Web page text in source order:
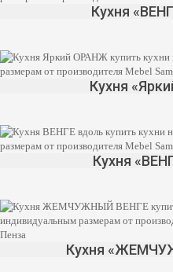
Кухня
Кухня
Кухня
Кухня